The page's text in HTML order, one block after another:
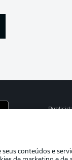
conteúdos e